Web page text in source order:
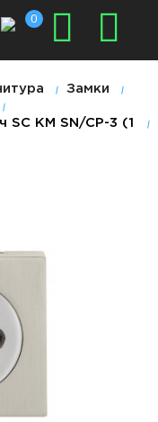
0
Замки
KM SN/CP-3 (1